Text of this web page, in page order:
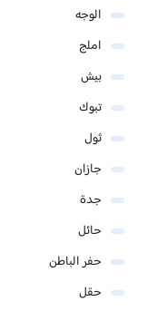
الوجه
املج
بيش
تبوك
ثول
جازان
جدة
حائل
حفر الباطن
حقل